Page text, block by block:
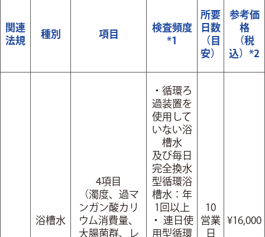
関連
法規
種別 項目
検査頻度
*1
所要
日数
（目
安）
参考価
格
（税
込）*2
浴槽水
4項目
（濁度、過マ
ンガン酸カリ
ウム消費量、
大腸菌群、レ
・循環ろ
過装置を
使用して
いない浴
槽水
及び毎日
完全換水
型循環浴
槽水：年
1回以上
・ 連日使
用型循環
10
営業
日
¥16,000